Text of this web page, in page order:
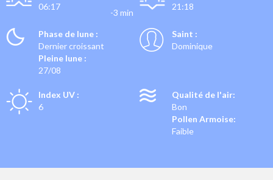
06:17
-3 min
21:18
Phase de lune :
Dernier croissant
Pleine lune :
27/08
Saint :
Dominique
Index UV :
6
Qualité de l'air:
Bon
Pollen Armoise:
Faible